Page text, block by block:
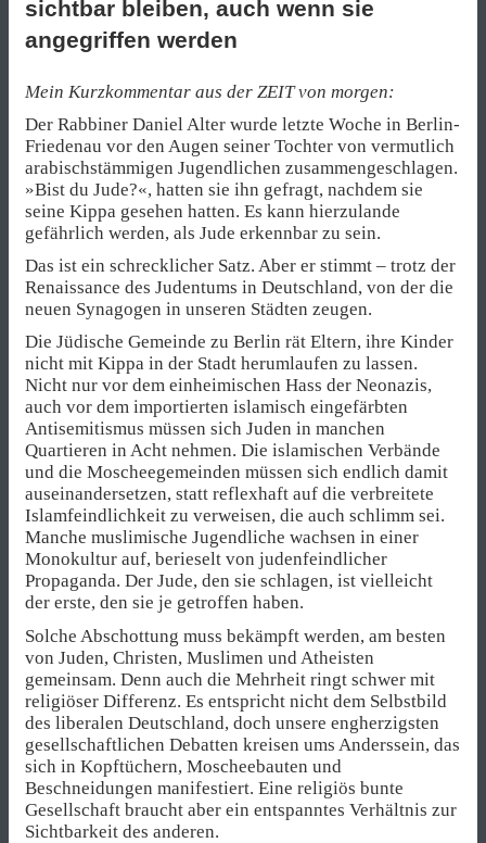
sichtbar bleiben, auch wenn sie
angegriffen werden
Mein Kurzkommentar aus der ZEIT von morgen:
Der Rabbiner Daniel Alter wurde letzte Woche in Berlin-
Friedenau vor den Augen seiner Tochter von vermutlich
arabischstämmigen Jugendlichen zusammengeschlagen.
»Bist du Jude?«, hatten sie ihn gefragt, nachdem sie
seine Kippa gesehen hatten. Es kann hierzulande
gefährlich werden, als Jude erkennbar zu sein.
Das ist ein schrecklicher Satz. Aber er stimmt – trotz der
Renaissance des Judentums in Deutschland, von der die
neuen Synagogen in unseren Städten zeugen.
Die Jüdische Gemeinde zu Berlin rät Eltern, ihre Kinder
nicht mit Kippa in der Stadt herumlaufen zu lassen.
Nicht nur vor dem einheimischen Hass der Neonazis,
auch vor dem importierten islamisch eingefärbten
Antisemitismus müssen sich Juden in manchen
Quartieren in Acht nehmen. Die islamischen Verbände
und die Moscheegemeinden müssen sich endlich damit
auseinandersetzen, statt reflexhaft auf die verbreitete
Islamfeindlichkeit zu verweisen, die auch schlimm sei.
Manche muslimische Jugendliche wachsen in einer
Monokultur auf, berieselt von judenfeindlicher
Propaganda. Der Jude, den sie schlagen, ist vielleicht
der erste, den sie je getroffen haben.
Solche Abschottung muss bekämpft werden, am besten
von Juden, Christen, Muslimen und Atheisten
gemeinsam. Denn auch die Mehrheit ringt schwer mit
religiöser Differenz. Es entspricht nicht dem Selbstbild
des liberalen Deutschland, doch unsere engherzigsten
gesellschaftlichen Debatten kreisen ums Anderssein, das
sich in Kopftüchern, Moscheebauten und
Beschneidungen manifestiert. Eine religiös bunte
Gesellschaft braucht aber ein entspanntes Verhältnis zur
Sichtbarkeit des anderen.